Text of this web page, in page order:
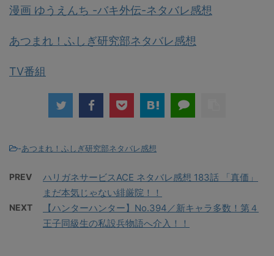
漫画 ゆうえんち -バキ外伝-ネタバレ感想
あつまれ！ふしぎ研究部ネタバレ感想
TV番組
-あつまれ！ふしぎ研究部ネタバレ感想
PREV
ハリガネサービスACE ネタバレ感想 183話 「真価」
まだ本気じゃない緋厳院！！
NEXT
【ハンターハンター】No.394／新キャラ多数！第４
王子同級生の私設兵物語へ介入！！